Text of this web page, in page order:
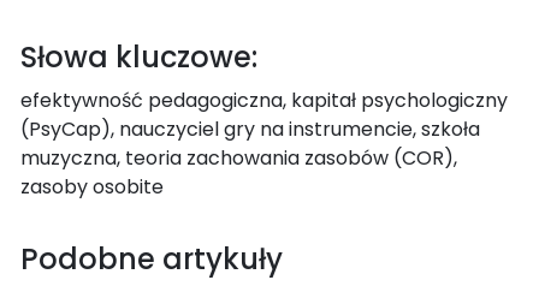
Słowa kluczowe:
efektywność pedagogiczna, kapitał psychologiczny
(PsyCap), nauczyciel gry na instrumencie, szkoła
muzyczna, teoria zachowania zasobów (COR),
zasoby osobite
Podobne artykuły